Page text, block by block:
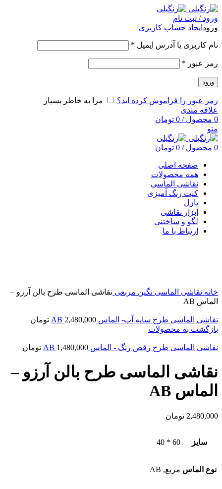
ورود / ثبت نام
ورود ایجاد حساب کاربری
نام کاربری یا آدرس ایمیل *
رمز عبور *
ورود
رمز عبور را فراموش کرده اید؟
مرا به خاطر بسپار
علاقه مندی
0 محصول /
0 تومان
منو
0 محصول /
0 تومان
صفحه اصلی
همه محصولات
نقاشی الماسی
کیت رنگ آمیزی
پازل
ابزار نقاشی
لگو و ساختنی
ارتباط با ما
خانه نقاشی الماسی نگین مربعی نقاشی الماسی طرح بالن آرزو –
الماس AB
نقاشی الماسی طرح سایه آب- الماس AB 2,480,000
تومان
بازگشت به محصولات
نقاشی الماسی طرح رقص رنگ - الماس AB 1,480,000 تومان
نقاشی الماسی طرح بالن آرزو –
الماس AB
2,480,000 تومان
سایز 60 * 40
نوع الماس مربع, AB